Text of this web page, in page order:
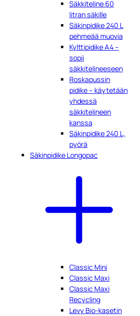
Säkkiteline 60
litran säkille
Säkinpidike 240 L
pehmeää muovia
Kylttipidike A4 –
sopii
säkkitelineeseen
Roskapussin
pidike – käytetään
yhdessä
säkkitelineen
kanssa
Säkinpidike 240 L,
pyörä
Säkinpidike Longopac
Classic Mini
Classic Maxi
Classic Maxi
Recycling
Levy Bio-kasetin